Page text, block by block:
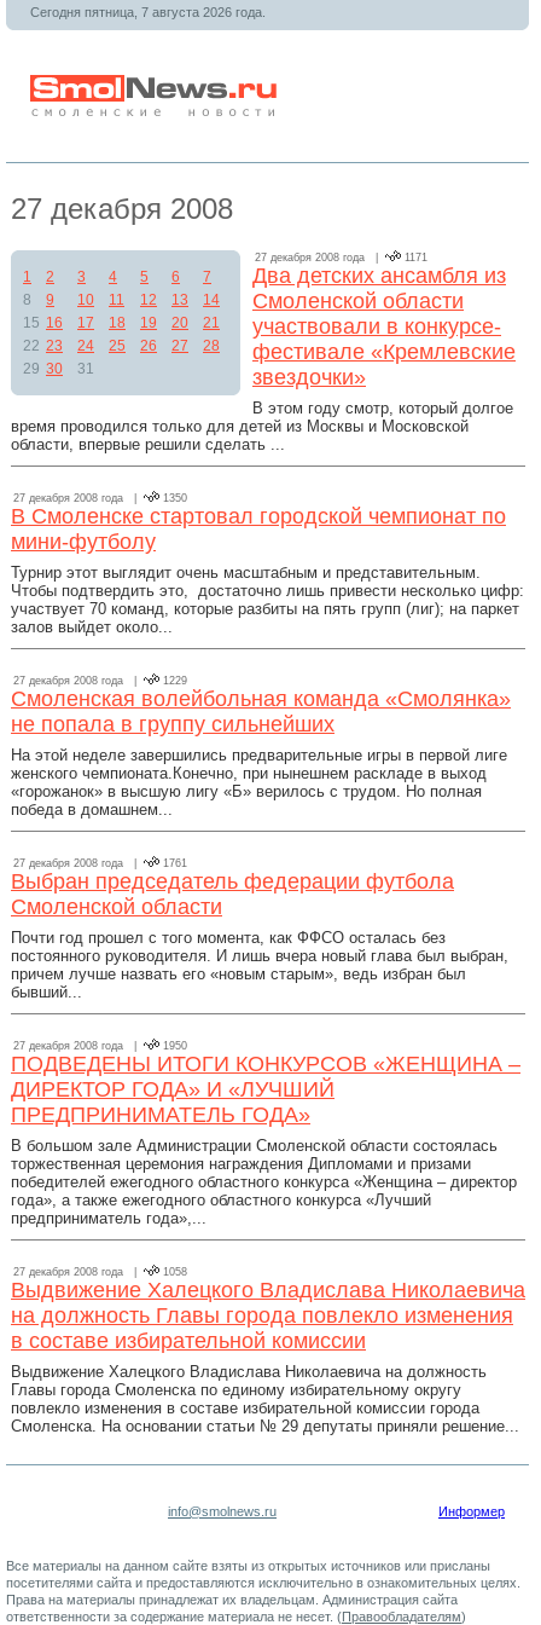
Сегодня пятница, 7 августа 2026 года.
27 декабря 2008
1 2 3 4 5 6
7
8
9 10 11 12 13
14
15 16 17 18 19 20
21
22 23 24 25 26 27
28
29 30 31
27 декабря 2008 года | 1171
Два детских ансамбля из
Смоленской области
участвовали в конкурсе-
фестивале «Кремлевские
звездочки»
В этом году смотр, который долгое
время проводился только для детей из Москвы и Московской
области, впервые решили сделать ...
27 декабря 2008 года | 1350
В Смоленске стартовал городской чемпионат по
мини-футболу
Турнир этот выглядит очень масштабным и представительным.
Чтобы подтвердить это, достаточно лишь привести несколько цифр:
участвует 70 команд, которые разбиты на пять групп (лиг); на паркет
залов выйдет около...
27 декабря 2008 года | 1229
Смоленская волейбольная команда «Смолянка»
не попала в группу сильнейших
На этой неделе завершились предварительные игры в первой лиге
женского чемпионата.Конечно, при нынешнем раскладе в выход
«горожанок» в высшую лигу «Б» верилось с трудом. Но полная
победа в домашнем...
27 декабря 2008 года | 1761
Выбран председатель федерации футбола
Смоленской области
Почти год прошел с того момента, как ФФСО осталась без
постоянного руководителя. И лишь вчера новый глава был выбран,
причем лучше назвать его «новым старым», ведь избран был
бывший...
27 декабря 2008 года | 1950
ПОДВЕДЕНЫ ИТОГИ КОНКУРСОВ «ЖЕНЩИНА –
ДИРЕКТОР ГОДА» И «ЛУЧШИЙ
ПРЕДПРИНИМАТЕЛЬ ГОДА»
В большом зале Администрации Смоленской области состоялась
торжественная церемония награждения Дипломами и призами
победителей ежегодного областного конкурса «Женщина – директор
года», а также ежегодного областного конкурса «Лучший
предприниматель года»,...
27 декабря 2008 года | 1058
Выдвижение Халецкого Владислава Николаевича
на должность Главы города повлекло изменения
в составе избирательной комиссии
Выдвижение Халецкого Владислава Николаевича на должность
Главы города Смоленска по единому избирательному округу
повлекло изменения в составе избирательной комиссии города
Смоленска. На основании статьи № 29 депутаты приняли решение...
info@smolnews.ru Информер
Все материалы на данном сайте взяты из открытых источников или присланы
посетителями сайта и предоставляются исключительно в ознакомительных целях.
Права на материалы принадлежат их владельцам. Администрация сайта
ответственности за содержание материала не несет. (Правообладателям)